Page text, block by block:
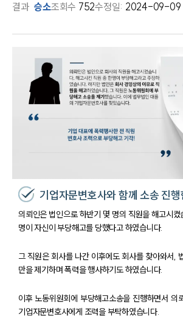
결과 승소조회수 752수정일: 2024-09-09
기업자문변호사와 함께 소송 진
의뢰인은 법인으로 하반기 몇 명의 직원을 해고시
명이 자신이 부당해고를 당했다고 하였습니다.
그 직원은 회사를 나간 이후에도 회사를 찾아와서,
만을 제기하며 폭력을 행사하기도 하였습니다.
이후 노동위원회에 부당해고소송을 진행하면서 의
기업자문변호사에게 조력을 부탁하였습니다.